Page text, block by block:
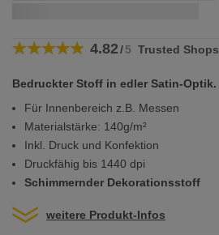
4.82/5 Trusted Shops
Bedruckter Stoff in edler Satin-Optik.
Für Innenbereich z.B. Messen
Materialstärke: 140g/m²
Inkl. Druck und Konfektion
Druckfähig bis 1440 dpi
Schimmernder Dekorationsstoff
weitere Produkt-Infos